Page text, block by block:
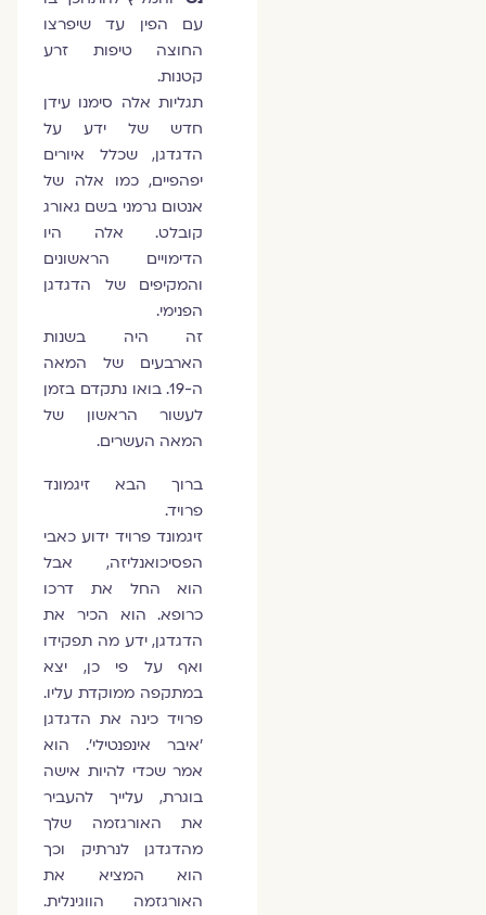
עם הפין עד שיפרצו
החוצה טיפות זרע
קטנות.
תגליות אלה סימנו עידן
חדש של ידע על
הדגדגן, שכלל איורים
יפהפיים, כמו אלה של
אנטום גרמני בשם גאורג
קובלט. אלה היו
הדימויים הראשונים
והמקיפים של הדגדגן
הפנימי.
זה היה בשנות
הארבעים של המאה
ה-19. בואו נתקדם בזמן
לעשור הראשון של
המאה העשרים.
ברוך הבא זיגמונד
פרויד.
זיגמונד פרויד ידוע כאבי
הפסיכואנליזה, אבל
הוא החל את דרכו
כרופא. הוא הכיר את
הדגדגן, ידע מה תפקידו
ואף על פי כן, יצא
במתקפה ממוקדת עליו.
פרויד כינה את הדגדגן
'איבר אינפנטילי'. הוא
אמר שכדי להיות אישה
בוגרת, עלייך להעביר
את האורגזמה שלך
מהדגדגן לנרתיק וכך
הוא המציא את
האורגזמה הווגינלית.